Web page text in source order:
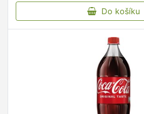
Do košíku